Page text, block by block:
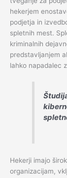
hekerjem
podjetja in
spletnih mest.
kriminalnih
predstavljanjem
lahko napadalec
Hekerji imajo
organizacijam,